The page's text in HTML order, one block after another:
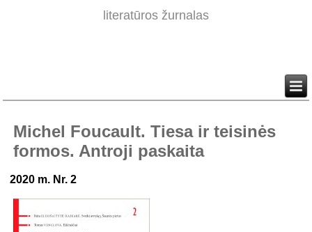
literatūros žurnalas
Michel Foucault. Tiesa ir teisinės
formos. Antroji paskaita
2020 m. Nr. 2